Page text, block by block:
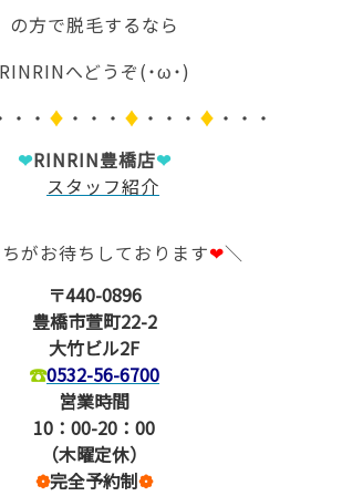
の方で脱毛するなら
RINRINへどうぞ(˙ω˙)
・・ ♦ ・・・ ♦ ・・・ ♦ ・・・
❤RINRIN豊橋店❤
がお待ちしております❤＼
〒440-0896
豊橋市萱町22-2
大竹ビル2F
☎0532-56-6700
営業時間
10：00-20：00
（木曜定休）
❁完全予約制❁